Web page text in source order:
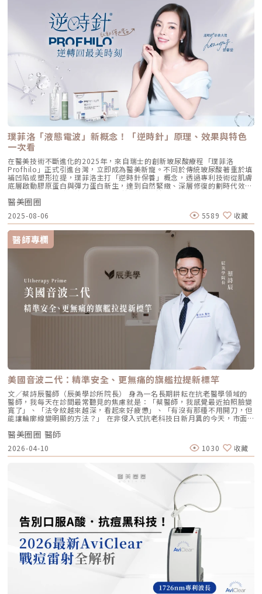
胞：幫助恢復皮下組織的飽滿感，減緩隨著年齡增長的皮下萎縮。 啟動 5
種關鍵結構蛋白：包括 I 型、III 型、IV 型、VII 型膠原蛋白以及最關鍵的彈
力蛋白。這種全方位的重塑效果，能讓下顎線變清晰，讓細紋從底層淡化。
這就是為什麼它被暱稱為「液態電波」。電波是靠「熱能」刺激新生，而
Profhilo 是靠「生物分子信號」啟動新生。對於皮膚薄、怕痛或不適合高
能量儀器的客戶來說，這是一個非常理想的選擇。四、 蔡醫師的精準美
學：BAP 五點拉提點位解析施打 Profhilo 是一門藝術。我們採用國際標準
的 BAP（Bio Aesthetic Points）五點拉提打法，這五個點是避開重要血
管、精準對準臉部支撐結構的黃金位置： [1] 顴骨高點： 位於顴骨最突出的
地方，需離眼睛外側至少 2 公分。能像掛鉤一樣，為中臉提供向上向外的支
撐力。 [2] 鼻翼與瞳孔垂直線交界： 在鼻翼與耳廓之間畫出水平線，再從瞳
孔中線畫垂直線，兩線交交叉處作為注射點。能有效改善法令紋，飽滿面中
部。 [3] 耳廓下前緣： 位於耳廓下緣的前方約 1 公分處。是收緊臉部外側
輪廓、強化下頷線條的關鍵。 [4] 下頷嘴角交界： 在下巴中軸線的三分之一
處畫垂直線，再向唇角方向移動 1.5 公分。可以修飾木偶紋，改善嘴角下
垂。 [5] 下顎角前緣： 位於下顎角前側約 1 公分處。幫助拉緊腮幫子多餘
的鬆弛組織，讓下顎線條清晰。五、 哪些部位最適合 Profhilo 逆時針？
Profhilo 逆時針之所以能成為抗老界的寵兒，不僅是因為它的成分純淨，
更因為它解決了傳統醫美難以觸及的「盲區」。它不靠體積填充，而是透過
「液態拉皮」的概念，從根本提升肌膚彈性。以下四個部位是我在臨床運用
中最推薦的：1. 臉部液態拉皮：BAP 五點精準誘導這是 Profhilo 的核心應
用。與傳統玻尿酸增加臉部「厚重感」或「體積支撐」的邏輯完全不同，
Profhilo 本質上是液態拉皮。我們採用國際標準的 BAP（Bio Aesthetic
Points）五點注射法，這五個點是避開重要血管、精準將玻尿酸導入真皮層
的黃金位置： 顴骨高點：啟動中臉肌膚的生物重塑，優化張力。 鼻翼瞳孔
交界：透過提升肌膚彈力，自然弱化法令紋的視覺感。 耳廓下前緣：強化
臉部外側緊緻度，讓輪廓不再鬆垮。 下頷嘴角交界：改善嘴角周圍的鬆
弛，恢復皮膚原有的拉力。 下顎角前緣：誘導彈力蛋白新生，收緊下頷邊
緣的曲線。這五個點位並非用來「填充凹陷」，而是作為信號啟動點，讓玻
尿酸在皮下如水幕般擴散，誘導彈力蛋白大量新生，像是在皮下植入了一層
隱形的「彈力網」，讓下顎線與中臉自然回歸緊緻狀態。2. 火雞頸與橫向頸
紋：修復彈力纖維的救星頸部皮膚極薄，且缺乏支撐結構，老化多半是因為
彈力纖維斷裂。傳統填充型玻尿酸因為有化學交聯，施打後容易因重力或皮
膚過薄而產生凸起（毛毛蟲現象）。Profhilo 具備極佳的流動性，能均勻
滲透進頸部真皮層，不是填平皺紋，而是從底層重塑頸部肌膚的厚度與張
力，是目前改善頸部質感的首選。3. 手背（雞爪手）：重建真皮層的緊實度
雙手最容易因彈力蛋白流失而顯得乾癟、血管明顯。Profhilo 透過「非填
充」的方式，啟動手背肌膚的自我修復機制。它不僅是補水，更是透過生物
重塑增加組織的彈性與結構感，讓手背肌膚恢復細緻平滑，找回如少女般優
雅的肌膚張力。4. 口周細紋：自然軟化而不僵硬對於愛笑或年長客戶常見的
唇周紋，若使用傳統填充物，常會因為增加了體積而讓表情變得僵硬。
Profhilo 透過液態拉皮的原理，在不改變五官比例的前提下，誘導唇周肌
膚新生彈力蛋白，從底層「軟化」細小紋路，讓整個人看起來更加柔和、自
然。六、 蔡醫師的診間建議：如何規劃妳的「逆時針」計畫？在辰美學，
我們追求的是「長效且細膩」的美，而非瞬間的煙火式改變。針對初次接觸
Profhilo 逆時針 的客戶，我通常會建議以「週期性重塑」的方式來規劃妳
的專屬美學地圖：1. 基礎療程：建議至少進行 2 至 3 次為了達到最佳的彈
力蛋白新生與肌底環境優化，單次施打僅是啟動信號，完整的重塑需要時間
堆疊： 啟動期（第 1 次與第 2 次）： 建議間隔 1 個月施打。這兩次密集的
治療能確保高濃度玻尿酸在真皮層內建立穩固的擴散網絡，全面活化纖維母
細胞。 強化期（第 2 次與第 3 次）： 建議間隔3到6個月進行第三次施打。
這是一個關鍵的鞏固點，能延續細胞的再生信號，讓拉皮效果更具層次感。
維持期： 經過這 3 次完整的週期療程後，肌膚的緊緻度與細緻質感通常可
以維持九個月左右的時間。2.術後照護：輕盈無負擔的修復由於 Profhilo
是極高純度的玻尿酸且不含化學交聯劑，術後反應極輕。只需在 24 小時內
避免劇烈運動與高溫環境（如溫泉、蒸氣室、高溫瑜伽），其餘日常生活、
上妝均不受影響，非常適合行程滿檔的都會女性。結語：美，是找回妳原本
的自然光采抗老不應該是「加法」，而是「還原」。Profhilo 逆時針的哲
學與辰美學的理念不謀而合：我們不希望客戶變得不像自己，我們希望妳在
未來的日子裡，依然保有那份緊緻、透亮的彈力美感。妳不需要厚重的粉底
來遮蓋疲態，因為最美的底妝，就是妳健康的真皮層。如果妳也想體驗這種
「由內而外」的重塑感，歡迎來到辰美學，讓我們為妳量身定制專屬的逆齡
處方箋。「詳細內容請詳見辰美學官網」
@aclinichttps://lin.ee/zGPja49▼詢問整形大小事https://answer-
clinic.com/▼詢問皮膚大小事https://answer-skin.com/▼詢問變美大小
事https://answer-skincare.com/安瑟美膚整形外科診所
FBhttps://www.facebook.com/AnswerClinic安瑟美膚整形外科診所
IGhttps://www.instagram.com/aclinic.group/吳名倫醫師：Dr.Allen 整
形醫美體塑學苑https://www.facebook.com/drallenbody吳名倫醫師
IGhttps://www.instagram.com/psdr_allen/安瑟美膚整形外科診所地
址：臺北市大安區安和路一段113號2樓之1電話：（02）7709-9398
璞菲洛「液態電波」新概念！「逆時針」原理、效果與特色
一次看
在醫美技術不斷進化的2025年，來自瑞士的創新玻尿酸療程「璞菲洛
Profhilo」正式引進台灣，立即成為醫美新寵。不同於傳統玻尿酸著重於填
補凹陷或塑形拉提，璞菲洛主打「逆時針保養」概念，透過專利技術從肌膚
底層啟動膠原蛋白與彈力蛋白新生，達到自然緊緻、深層修復的劃時代效
果。 Profhilo更邀請郭台銘夫人曾馨瑩擔任形象大使，迅速成為市場焦
點。我們將帶你全面認識這項創新療程，從作用原理、五大特色到適合對象
與常見問題，一次搞懂「逆時針玻尿酸」的魅力！ 璞菲洛Profhilo是什
麼？ 璞菲洛是一項注射型玻尿酸產品，由瑞士IBSA研發，正式名稱為「高
低分子玻尿酸皮下植入劑」，在台灣獲得衛福部核准，俗稱為「逆時針」。
與傳統玻尿酸不同，璞菲洛不以填補凹陷為目的，而是透過生物重塑（bio-
remodeling）方式，喚醒肌膚自身的修復機能，促進膠原蛋白和彈力蛋白
的生成，達到自然緊緻與改善膚質的效果。璞菲洛Profhilo的五大特色璞菲
洛之所以能引發醫美界關注，主要在於它與傳統玻尿酸有著本質上的不同，
透過獨特技術從根本上改善肌膚狀態。以下是璞菲洛最突出的五大特色：1.
獨特「生物重塑」機制：啟動膠原與彈力蛋白再生璞菲洛的核心技術採用專
利高、低分子量玻尿酸複合配方，在不添加交聯劑的情況下，能刺激皮膚深
層的纖維母細胞、角質細胞和脂肪細胞，促使膠原蛋白和彈力蛋白大量新
生，從源頭改善肌膚鬆弛與老化問題。2. 全面改善膚況：不只填補，更提升
整體膚質有別於傳統玻尿酸的局部填充，璞菲洛注射後會均勻擴散至皮膚的
真皮層與皮下組織。這使得它能全面性地改善肌膚，包括： 提升肌膚緊實
度與彈性 深層補水、改善乾燥與粗糙 減少細紋、改善膚色不均3. 自然柔和
的效果：告別「饅化臉」璞菲洛的質地較輕盈、流動性高，主要作用提升肌
膚本身的飽滿度與光澤，而不是增加額外體積。因此，能帶來自然、柔和的
改善效果，避免了傳統填充劑可能導致的僵硬或「饅化」現象，讓你看起來
就像是膚況變好了，而不是動了手腳。4. 獨創 BAP 五點注射技術：療程更
舒適、更快速採用獨家的 BAP (Bio Aesthetic Points) 五點注射技術。醫師
只需在臉部兩側各選擇五個精準的生物美學點進行注射，就能讓玻尿酸均勻
擴散至全臉。這大大減少了注射的針數和疼痛感，也降低了術後瘀青和腫脹
的機率，讓療程更加舒適、快速。5. 高濃度、不含交聯劑：安全性高、低發
炎風險以高濃度玻尿酸為主要成分，且製程中不使用任何化學交聯劑，能有
效降低注射後的發炎反應與過敏風險。同時，也經過多項國際認證，確保了
產品的純淨與安全性。逆時針（Profhilo） vs. 傳統玻尿酸比較 療程名稱
逆時針 (Profhilo) 傳統玻尿酸填充劑 主要功能 「生物重塑」(Bio-
remodeling)， 刺激膠原蛋白和彈力蛋白再生，從根本改善膚質 「填充」
和「支撐」， 用於填補凹陷、雕塑輪廓 成分組成 專利技術結合高低分子玻
尿酸， 64mg/2ml 高濃度，無交聯劑 玻尿酸會添加交聯劑，以增加黏度和
支撐力， 能維持體積不被快速分解 作用機制 注射後會均勻擴散至皮膚深
個人體質而異） 值得一提的是，它不像音波拉提需要靠機器操作、產生熱
能導致術後紅腫，也不會像玻尿酸填充容易造成過度膨脹的人工感，而是像
「智慧型保養」，漸進式修復你的肌膚底層架構。哪些人適合做璞菲洛？
Profhilo不僅適合輕熟女族群，也非常適合希望改善整體膚況、延緩老化的
人。尤其推薦給以下族群： 面臨初老症狀者： 臉部、頸部或手部出現細
紋、輕微鬆弛，以及肌膚彈性下降、缺乏緊實感的人。 膚質困擾者： 肌膚
乾燥、毛孔粗大、膚色不均或膚質粗糙，希望透過深層保濕來全面提升膚況
的人。 追求自然效果者： 不希望外觀有大幅度改變，只想透過自然、漸進
的方式讓自己看起來更年輕、更有氣色。 對其他療程敏感者： 曾對雷射、
醫美圈圈
2025-08-06 5589 收藏
醫師專欄
美國音波二代：精準安全、更無痛的旗艦拉提新標竿
文／蔡詩辰醫師（辰美學診所院長） 身為一名長期耕耘在抗老醫學領域的
醫師，我每天在診間最常聽見的焦慮就是：「蔡醫師，我感覺最近拍照臉變
寬了」、「法令紋越來越深，看起來好疲憊」、「有沒有那種不用開刀，但
能讓輪廓線變明顯的方法？」 在非侵入式抗老科技日新月異的今天，市面
上的音波儀器琳瑯滿目。但每當病患詢問我最信任哪一台儀器時，我的首選
始終是 Ultherapy 美國音波。而在 2026 年的現在，隨著 Ultherapy
Prime（美音二代） 的問世，醫美界正式進入了「精準醫療」的新紀元。這
篇文章，我將以專業醫師的角度，深度拆解為什麼美音二代會成為我臨床治
療的核心，以及它如何重新定義抗老的黃金標準。一、 為什麼「看得到」
跟病患分享一個觀念：音波拉提不是「能量越強越好」，而是「能量要打在
對的地方」。每個人的皮膚厚度、皮下脂肪分布、筋膜層（SMAS）的深
度，甚至是神經血管的走勢都完全不同。即便是在同一個人的臉上，左側與
右側的組織密度也存在差異。傳統的音波療程多半屬於「盲打」，醫師只能
憑藉經驗去推測深度，這就像是在迷霧中航行，風險與不穩定性自然較高。
1.1 精準醫療的「透視眼」最新的Ultherapy Prime 美國音波二代搭載了升
級版 DeepSEE® 即時影像技術。在施打的每一條能量時，我都能透過 2X 高
清螢幕清晰地看見病患當下的組織層級。這意味著： 避開神經與骨頭：大
幅降低因能量落點錯誤導致的劇痛或副作用。 精準鎖定 SMAS 筋膜層：確
保每一發熱凝結點都精確落在支撐輪廓的關鍵地基上。 即時監控探頭貼合
度：防止因貼合不全導致的表皮燙傷。二、 三種鬆弛型態：妳需要的是
「拉提」還是「緊緻」？很多客人到診間會直接說：「我要打音波。」但我
通常會先進行細緻的觸診與影像觀察，因為「鬆弛」其實分為不同層次。如
果診斷錯誤，治療效果就會大打折扣。我將臉部老化歸納為三種主要型態，
並給予不同的客製化建議：2.1 筋膜鬆弛型（結構下垂）這是最適合美國音
醫美圈圈 醫師
2026-04-10 1030 收藏